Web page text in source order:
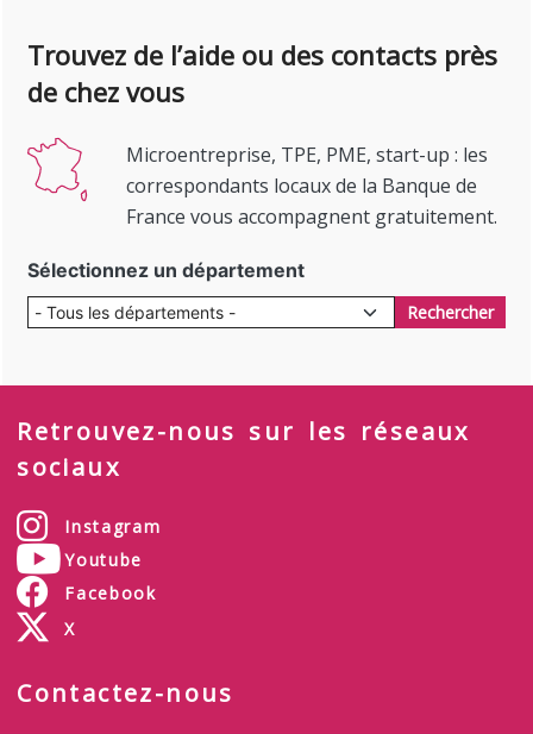
Trouvez de l’aide ou des contacts près
de chez vous
Microentreprise, TPE, PME, start-up : les
correspondants locaux de la Banque de
France vous accompagnent gratuitement.
Sélectionnez un département
Rechercher
Retrouvez-nous sur les réseaux
sociaux
Instagram
Youtube
Facebook
X
Contactez-nous